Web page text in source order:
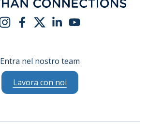
Entra nel nostro team
Lavora con noi